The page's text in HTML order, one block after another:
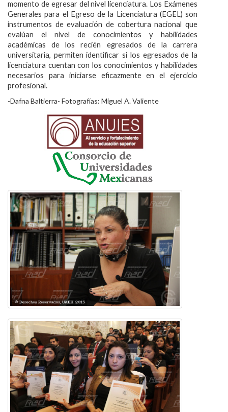
momento de egresar del nivel licenciatura. Los Exámenes
Generales para el Egreso de la Licenciatura (EGEL) son
instrumentos de evaluación de cobertura nacional que
evalúan el nivel de conocimientos y habilidades
académicas de los recién egresados de la carrera
universitaria, permiten identificar si los egresados de la
licenciatura cuentan con los conocimientos y habilidades
necesarios para iniciarse eficazmente en el ejercicio
profesional.
-Dafna Baltierra- Fotografías: Miguel A. Valiente